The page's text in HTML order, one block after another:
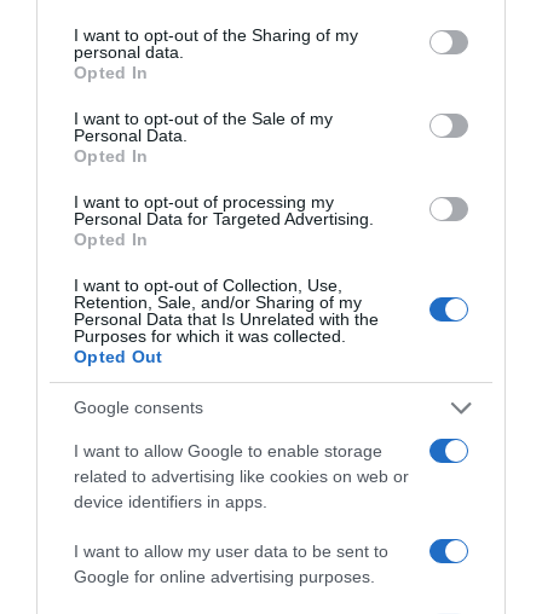
not limited to your visit or usage behaviour. You may click to
grant or deny consent to Google and its third-party tags to
use your data for below specified purposes in below Google
consent section.
I want to opt-out of the Sharing of my
personal data.
Opted In
I want to opt-out of the Sale of my
Personal Data.
Opted In
I want to opt-out of processing my
Personal Data for Targeted Advertising.
Opted In
I want to opt-out of Collection, Use,
Retention, Sale, and/or Sharing of my
Personal Data that Is Unrelated with the
Purposes for which it was collected.
Opted Out
Google consents
I want to allow Google to enable storage
related to advertising like cookies on web or
device identifiers in apps.
I want to allow my user data to be sent to
Google for online advertising purposes.
έρευνα του ΕΟΤ
Ακολούθησε το debater.gr στο
Google News
και μάθετε πρώτοι όλες τις ειδήσεις
Share Tweet
ΔΙΑΦΗΜΙΣΗ